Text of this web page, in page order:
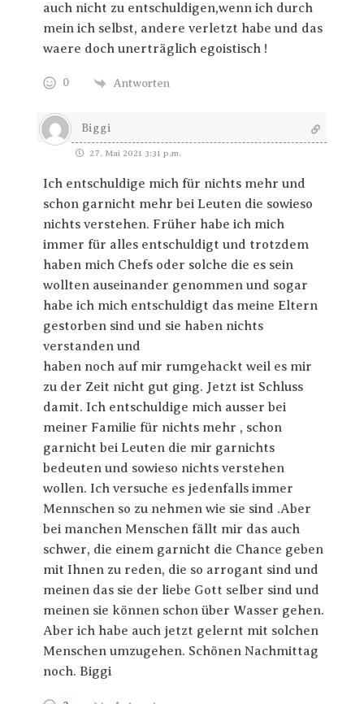
auch nicht zu entschuldigen,wenn ich durch
mein ich selbst, andere verletzt habe und das
waere doch unerträglich egoistisch !
0 Antworten
Biggi
27. Mai 2021 3:31 p.m.
Ich entschuldige mich für nichts mehr und
schon garnicht mehr bei Leuten die sowieso
nichts verstehen. Früher habe ich mich
immer für alles entschuldigt und trotzdem
haben mich Chefs oder solche die es sein
wollten auseinander genommen und sogar
habe ich mich entschuldigt das meine Eltern
gestorben sind und sie haben nichts
verstanden und
haben noch auf mir rumgehackt weil es mir
zu der Zeit nicht gut ging. Jetzt ist Schluss
damit. Ich entschuldige mich ausser bei
meiner Familie für nichts mehr , schon
garnicht bei Leuten die mir garnichts
bedeuten und sowieso nichts verstehen
wollen. Ich versuche es jedenfalls immer
Mennschen so zu nehmen wie sie sind .Aber
bei manchen Menschen fällt mir das auch
schwer, die einem garnicht die Chance geben
mit Ihnen zu reden, die so arrogant sind und
meinen das sie der liebe Gott selber sind und
meinen sie können schon über Wasser gehen.
Aber ich habe auch jetzt gelernt mit solchen
Menschen umzugehen. Schönen Nachmittag
noch. Biggi